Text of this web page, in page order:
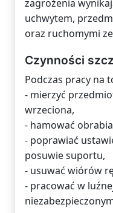
zagrożenia
uchwytem,
oraz ruchomymi
Czynności
Podczas pracy na
- mierzyć
wrzeciona,
- hamować
- poprawiać
posuwie suportu,
- usuwać wiórów
- pracować w